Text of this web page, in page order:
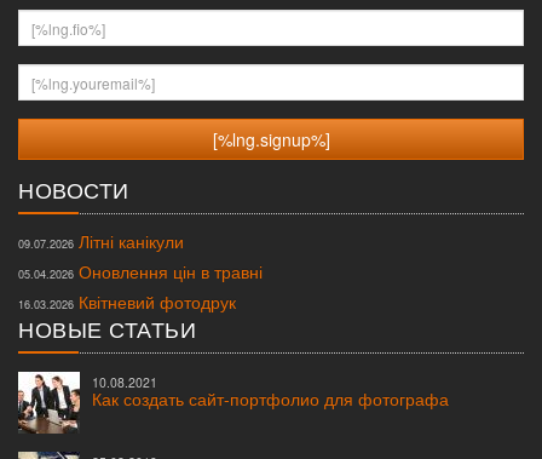
[%lng.fio%]
[%lng.youremail%]
НОВОСТИ
09.07.2026 Літні канікули
05.04.2026 Оновлення цін в травні
16.03.2026 Квітневий фотодрук
НОВЫЕ СТАТЬИ
10.08.2021
Как создать сайт-портфолио для фотографа